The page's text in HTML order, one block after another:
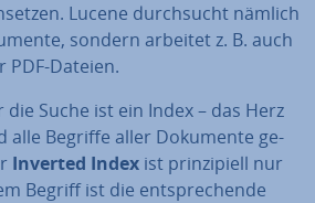
Lucene durch­sucht nämlich
sondern arbeitet z. B. auch
PDF-Dateien.
Suche ist ein Index – das Herz
alle Begriffe aller Dokumente ge­
Inverted Index ist prin­zi­pi­ell nur
Begriff ist die ent­spre­chen­de